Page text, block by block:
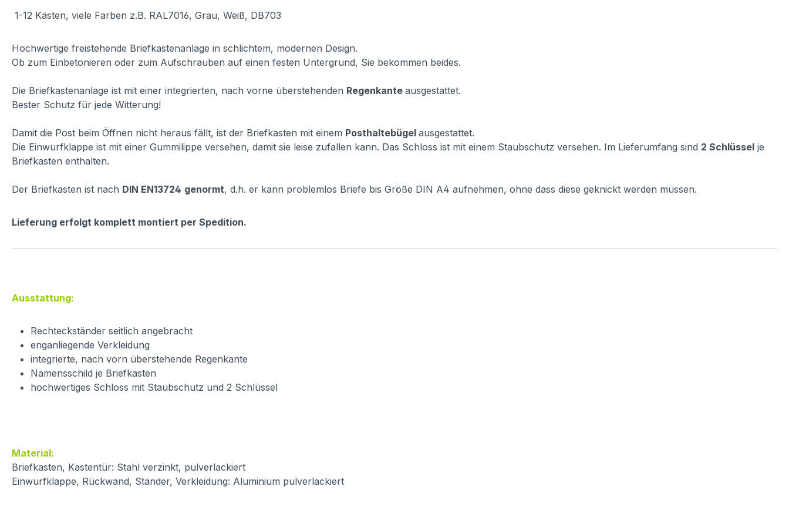
1-12 Kästen, viele Farben z.B. RAL7016, Grau, Weiß, DB703
Hochwertige freistehende Briefkastenanlage in schlichtem, modernen Design.
Ob zum Einbetonieren oder zum Aufschrauben auf einen festen Untergrund, Sie bekommen beides.
Die Briefkastenanlage ist mit einer integrierten, nach vorne überstehenden Regenkante ausgestattet.
Bester Schutz für jede Witterung!
Damit die Post beim Öffnen nicht heraus fällt, ist der Briefkasten mit einem Posthaltebügel ausgestattet.
Die Einwurfklappe ist mit einer Gummilippe versehen, damit sie leise zufallen kann. Das Schloss ist mit einem Staubschutz versehen. Im Lieferumfang sind 2 Schlüssel je
Briefkasten enthalten.
Der Briefkasten ist nach DIN EN13724 genormt, d.h. er kann problemlos Briefe bis Größe DIN A4 aufnehmen, ohne dass diese geknickt werden müssen.
Lieferung erfolgt komplett montiert per Spedition.
Ausstattung:
Rechteckständer seitlich angebracht
enganliegende Verkleidung
integrierte, nach vorn überstehende Regenkante
Namensschild je Briefkasten
hochwertiges Schloss mit Staubschutz und 2 Schlüssel
Material:
Briefkasten, Kastentür: Stahl verzinkt, pulverlackiert
Einwurfklappe, Rückwand, Ständer, Verkleidung: Aluminium pulverlackiert